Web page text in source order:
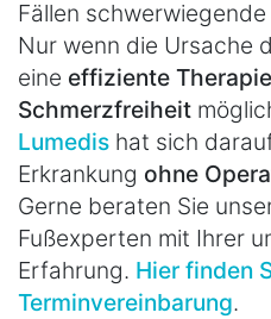
Fällen
Nur wenn die Ursache
eine effiziente Therapie
Schmerzfreiheit
Lumedis hat sich
Erkrankung ohne
Gerne beraten Sie
Fußexperten mit Ihrer
Erfahrung. Hier finden
Terminvereinbarung.